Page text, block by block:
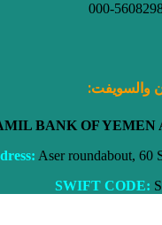
000-
والسويفت:
BANK OF YEMEN
Aser roundabout, 60
SWIFT CODE: